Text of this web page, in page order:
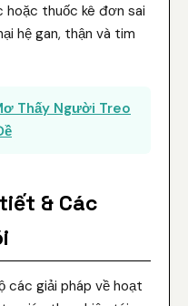
hoặc thuốc kê đơn sai
hệ gan, thận và tim
Thấy Người Treo
& Các
các giải pháp về hoạt